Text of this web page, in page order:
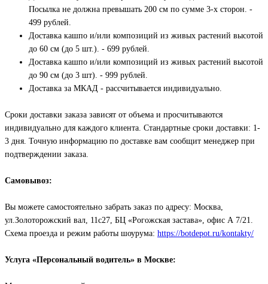
Посылка не должна превышать 200 см по сумме 3-х сторон. -
499 рублей.
Доставка кашпо и/или композиций из живых растений высотой
до 60 см (до 5 шт.). - 699 рублей.
Доставка кашпо и/или композиций из живых растений высотой
до 90 см (до 3 шт). - 999 рублей.
Доставка за МКАД - рассчитывается индивидуально.
Сроки доставки заказа зависят от объема и просчитываются
индивидуально для каждого клиента. Стандартные сроки доставки: 1-
3 дня. Точную информацию по доставке вам сообщит менеджер при
подтверждении заказа.
Самовывоз:
Вы можете самостоятельно забрать заказ по адресу: Москва,
ул.Золоторожский вал, 11с27, БЦ «Рогожская застава», офис А 7/21.
Схема проезда и режим работы шоурума: https://botdepot.ru/kontakty/
Услуга «Персональный водитель» в Москве: